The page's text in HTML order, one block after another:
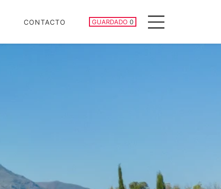
CONTACTO GUARDADO 0
PROPIEDADES GUARDADAS
Menu